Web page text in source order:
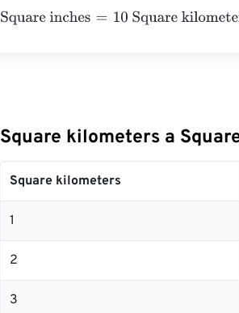
Square inches= 10 Square kilometers×
Square kilometers a
Square kilometers
1
2
3